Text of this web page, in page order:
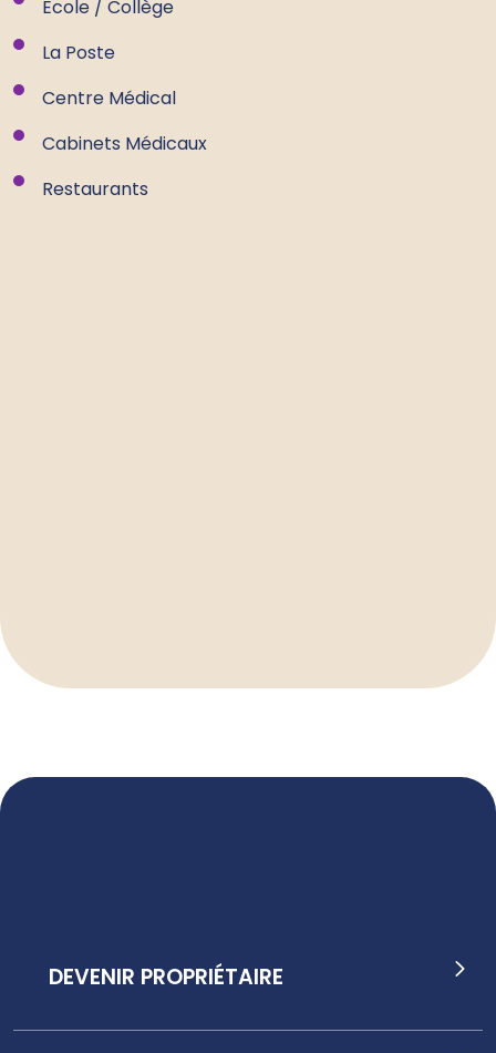
Ecole / Collège
La Poste
Centre Médical
Cabinets Médicaux
Restaurants
DEVENIR PROPRIÉTAIRE